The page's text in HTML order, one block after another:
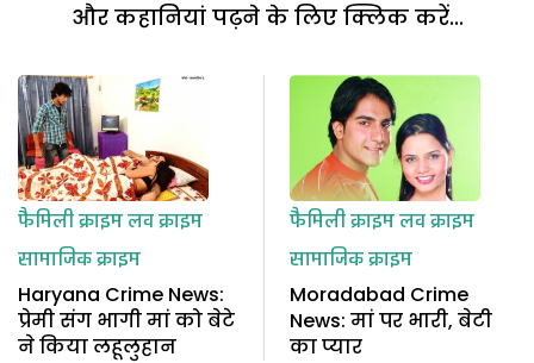
और कहानियां पढ़ने के लिए क्लिक करें...
फैमिली क्राइमलव क्राइम
सामाजिक क्राइम
Haryana Crime News:
प्रेमी संग भागी मां को बेटे
ने किया लहूलुहान
फैमिली क्राइमलव क्राइम
सामाजिक क्राइम
Moradabad Crime
News: मां पर भारी, बेटी
का प्यार